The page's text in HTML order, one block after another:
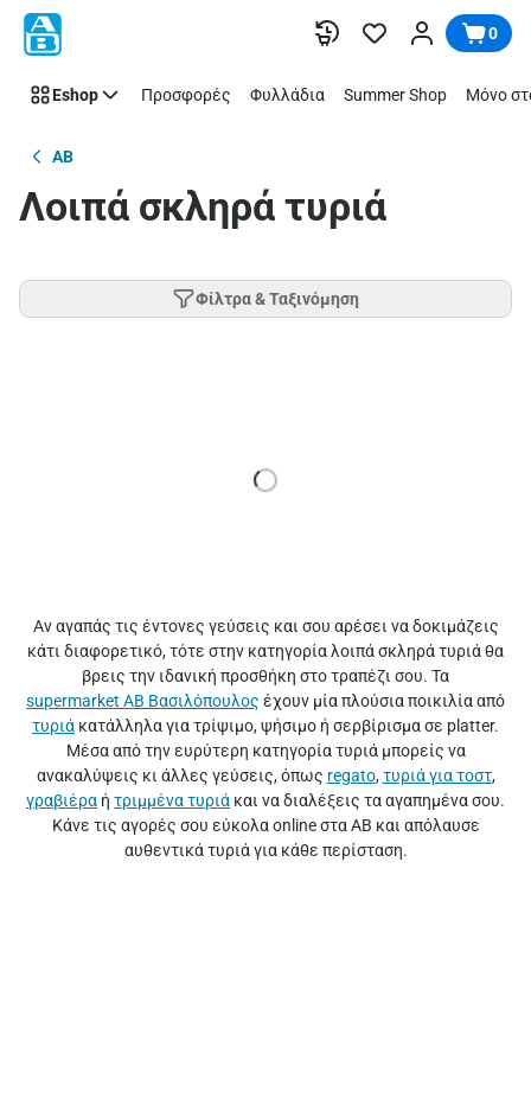
Παράλειψη 0
Eshop Προσφορές Φυλλάδια Summer Shop Μόνο
AB
Λοιπά σκληρά τυριά
Φίλτρα & Ταξινόμηση
Αν αγαπάς τις έντονες γεύσεις και σου αρέσει να δοκιμάζεις
κάτι διαφορετικό, τότε στην κατηγορία λοιπά σκληρά τυριά θα
βρεις την ιδανική προσθήκη στο τραπέζι σου. Τα
supermarket ΑΒ Βασιλόπουλος έχουν μία πλούσια ποικιλία από
τυριά κατάλληλα για τρίψιμο, ψήσιμο ή σερβίρισμα σε platter.
Μέσα από την ευρύτερη κατηγορία τυριά μπορείς να
ανακαλύψεις κι άλλες γεύσεις, όπως regato,τυριά για τοστ,
γραβιέρα ή τριμμένα τυριά και να διαλέξεις τα αγαπημένα σου.
Κάνε τις αγορές σου εύκολα online στα ΑΒ και απόλαυσε
αυθεντικά τυριά για κάθε περίσταση.